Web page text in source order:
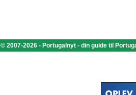
© 2007-2026 - Portugalnyt - din guide til